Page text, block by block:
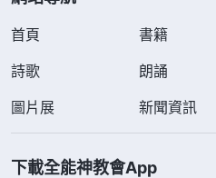
首頁 書籍
詩歌
朗誦
圖片展
新聞資訊
下載全能神教會App